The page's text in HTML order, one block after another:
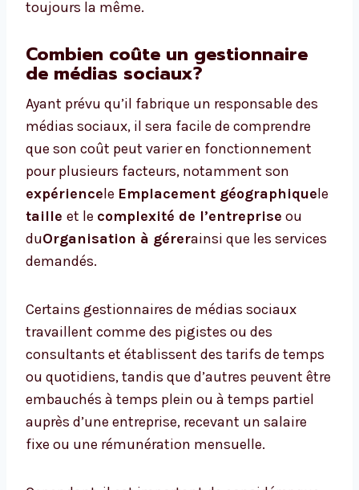
toujours la même.
Combien coûte un gestionnaire
de médias sociaux?
Ayant prévu qu’il fabrique un responsable des
médias sociaux, il sera facile de comprendre
que son coût peut varier en fonctionnement
pour plusieurs facteurs, notamment son
expériencele Emplacement géographiquele
taille et le complexité de l’entreprise ou
duOrganisation à gérerainsi que les services
demandés.
Certains gestionnaires de médias sociaux
travaillent comme des pigistes ou des
consultants et établissent des tarifs de temps
ou quotidiens, tandis que d’autres peuvent être
embauchés à temps plein ou à temps partiel
auprès d’une entreprise, recevant un salaire
fixe ou une rémunération mensuelle.